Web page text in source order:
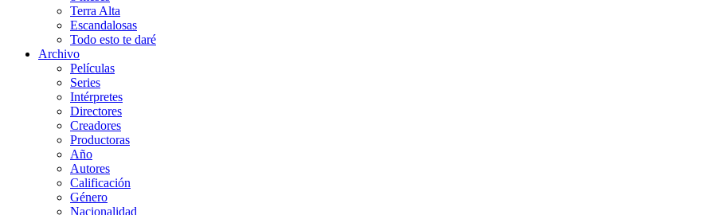
Terra Alta
Escandalosas
Todo esto te daré
Archivo
Películas
Series
Intérpretes
Directores
Creadores
Productoras
Año
Autores
Calificación
Género
Nacionalidad